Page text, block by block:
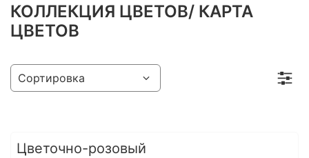
КОЛЛЕКЦИЯ ЦВЕТОВ/ КАРТА
ЦВЕТОВ
Цветочно-розовый